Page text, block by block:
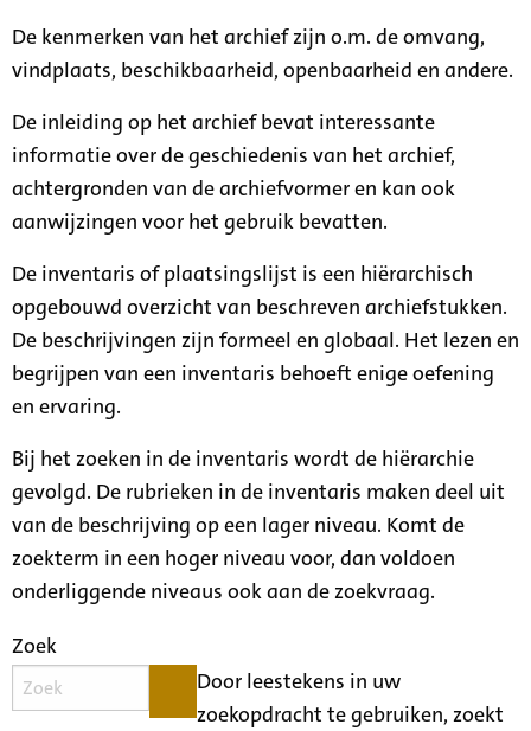
De kenmerken van het archief zijn o.m. de omvang,
vindplaats, beschikbaarheid, openbaarheid en andere.
De inleiding op het archief bevat interessante
informatie over de geschiedenis van het archief,
achtergronden van de archiefvormer en kan ook
aanwijzingen voor het gebruik bevatten.
De inventaris of plaatsingslijst is een hiërarchisch
opgebouwd overzicht van beschreven archiefstukken.
De beschrijvingen zijn formeel en globaal. Het lezen en
begrijpen van een inventaris behoeft enige oefening
en ervaring.
Bij het zoeken in de inventaris wordt de hiërarchie
gevolgd. De rubrieken in de inventaris maken deel uit
van de beschrijving op een lager niveau. Komt de
zoekterm in een hoger niveau voor, dan voldoen
onderliggende niveaus ook aan de zoekvraag.
Zoek
Door leestekens in uw
zoekopdracht te gebruiken, zoekt